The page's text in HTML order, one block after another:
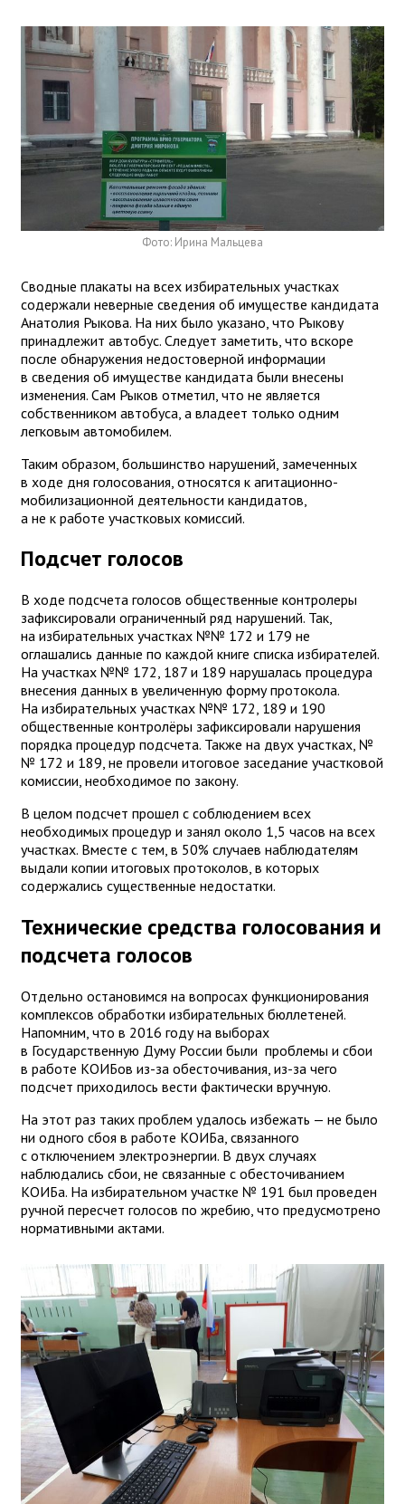
Фото: Ирина Мальцева
Сводные плакаты на всех избирательных участках
содержали неверные сведения об имуществе кандидата
Анатолия Рыкова. На них было указано, что Рыкову
принадлежит автобус. Следует заметить, что вскоре
после обнаружения недостоверной информации
в сведения об имуществе кандидата были внесены
изменения. Сам Рыков отметил, что не является
собственником автобуса, а владеет только одним
легковым автомобилем.
Таким образом, большинство нарушений, замеченных
в ходе дня голосования, относятся к агитационно-
мобилизационной деятельности кандидатов,
а не к работе участковых комиссий.
Подсчет голосов
В ходе подсчета голосов общественные контролеры
зафиксировали ограниченный ряд нарушений. Так,
на избирательных участках №№ 172 и 179 не
оглашались данные по каждой книге списка избирателей.
На участках №№ 172, 187 и 189 нарушалась процедура
внесения данных в увеличенную форму протокола.
На избирательных участках №№ 172, 189 и 190
общественные контролёры зафиксировали нарушения
порядка процедур подсчета. Также на двух участках, №
№ 172 и 189, не провели итоговое заседание участковой
комиссии, необходимое по закону.
В целом подсчет прошел с соблюдением всех
необходимых процедур и занял около 1,5 часов на всех
участках. Вместе с тем, в 50% случаев наблюдателям
выдали копии итоговых протоколов, в которых
содержались существенные недостатки.
Технические средства голосования и
подсчета голосов
Отдельно остановимся на вопросах функционирования
комплексов обработки избирательных бюллетеней.
Напомним, что в 2016 году на выборах
в Государственную Думу России были проблемы и сбои
в работе КОИБов из-за обесточивания, из-за чего
подсчет приходилось вести фактически вручную.
На этот раз таких проблем удалось избежать — не было
ни одного сбоя в работе КОИБа, связанного
с отключением электроэнергии. В двух случаях
наблюдались сбои, не связанные с обесточиванием
КОИБа. На избирательном участке № 191 был проведен
ручной пересчет голосов по жребию, что предусмотрено
нормативными актами.